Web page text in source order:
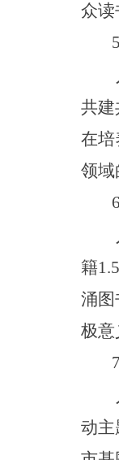
众读
共建
在培
领域
籍1.5
涌图
极意
动主